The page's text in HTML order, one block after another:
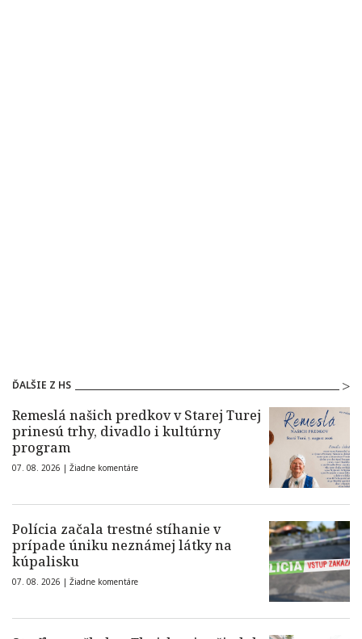
ĎALŠIE Z HS
Remeslá našich predkov v Starej Turej
prinesú trhy, divadlo i kultúrny
program
07. 08. 2026 | Žiadne komentáre
Polícia začala trestné stíhanie v
prípade úniku neznámej látky na
kúpalisku
07. 08. 2026 | Žiadne komentáre